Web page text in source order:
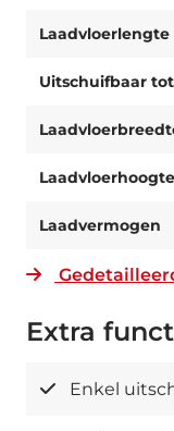
Laadvloerlengte
Uitschuifbaar tot
Laadvloerhoogte
Laadvermogen
Extra
Enkel